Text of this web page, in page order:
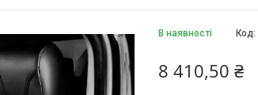
В наявності Код:
8 410,50 ₴